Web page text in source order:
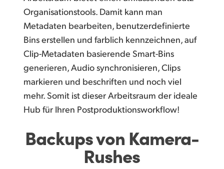
Organisationstools. Damit kann man
Metadaten bearbeiten, benutzerdefinierte
Bins erstellen und farblich kennzeichnen, auf
Clip-Metadaten basierende Smart-Bins
generieren, Audio synchronisieren, Clips
markieren und beschriften und noch viel
mehr. Somit ist dieser Arbeitsraum der ideale
Hub für Ihren Postproduktionsworkflow!
Backups von Kamera-
Rushes